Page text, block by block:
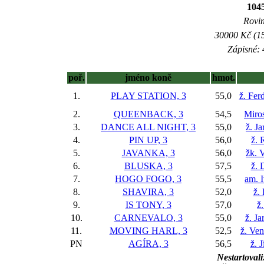
30000 Kč
Zápisné:
poř. jméno koně
hmot.
1.
PLAY STATION, 3 55,0
ž.
2.
QUEENBACK, 3 54,5
3.
DANCE ALL NIGHT, 3 55,0
ž.
4.
PIN UP, 3 56,0
ž.
5.
JAVANKA, 3 56,0
žk.
6.
BLUSKA, 3 57,5
ž.
7.
HOGO FOGO, 3 55,5
am.
8.
SHAVIRA, 3 52,0
ž.
9.
IS TONY, 3 57,0
10.
CARNEVALO, 3 55,0
ž.
11.
MOVING HARL, 3 52,5
ž.
PN
AGÍRA, 3 56,5
ž.